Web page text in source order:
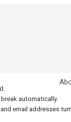
automatically.
email addresses